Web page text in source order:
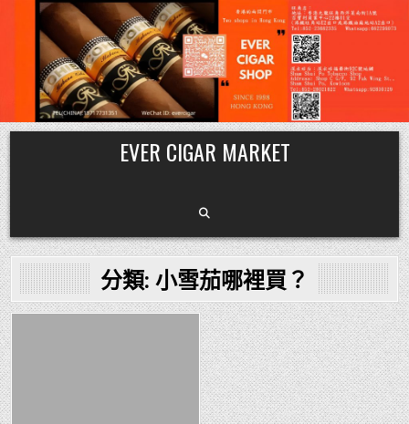
Skip
to
content
EVER CIGAR MARKET
分類: 小雪茄哪裡買？